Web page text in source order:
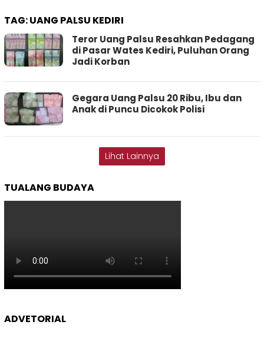
TAG:UANG PALSU KEDIRI
Teror Uang Palsu Resahkan Pedagang
di Pasar Wates Kediri, Puluhan Orang
Jadi Korban
Gegara Uang Palsu 20 Ribu, Ibu dan
Anak di Puncu Dicokok Polisi
Lihat Lainnya
TUALANG BUDAYA
ADVETORIAL